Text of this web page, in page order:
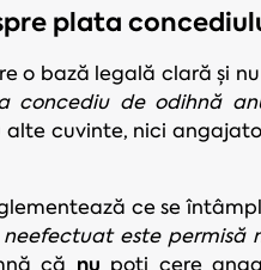
plata
o bază legală clară și
concediu de odihnă
alte cuvinte, nici
ce se
este
că
poți cere